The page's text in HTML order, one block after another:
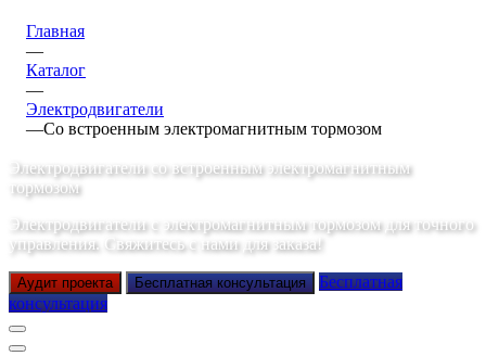
Главная
—
Каталог
—
Электродвигатели
—Со встроенным электромагнитным тормозом
Электродвигатели со встроенным электромагнитным
тормозом
Электродвигатели с электромагнитным тормозом для точного
управления. Свяжитесь с нами для заказа!
Аудит проекта Бесплатная консультация
Бесплатная
консультация